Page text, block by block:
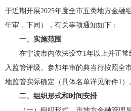
于近期开展2025年度全市五类地方金融
年审，下同），有关事项通知如下：
一、实施范围
在宁波市内依法设立1年以上并正
入监管评级。参加年审的典当行按照全
地监管实际确定（具体名单详见附件1）
二、组织形式和时间安排